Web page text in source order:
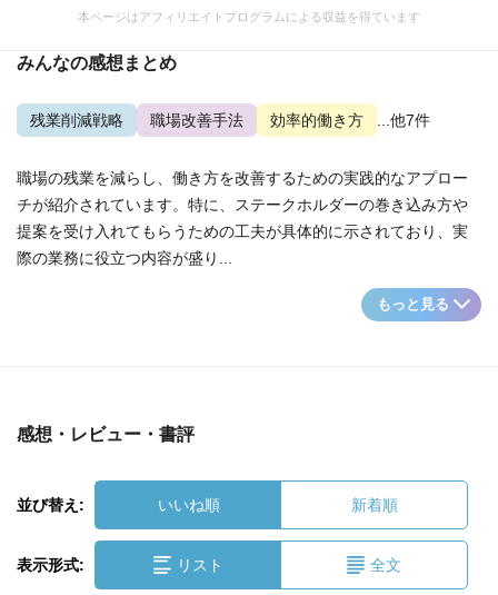
本ページはアフィリエイトプログラムによる収益を得ています
みんなの感想まとめ
残業削減戦略 職場改善手法 効率的働き方 ...他7件
職場の残業を減らし、働き方を改善するための実践的なアプロー
チが紹介されています。特に、ステークホルダーの巻き込み方や
提案を受け入れてもらうための工夫が具体的に示されており、実
際の業務に役立つ内容が盛り...
もっと見る
感想・レビュー・書評
並び替え: いいね順 新着順
表示形式: リスト 全文